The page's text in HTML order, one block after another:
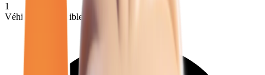
1
Véhicules disponibles